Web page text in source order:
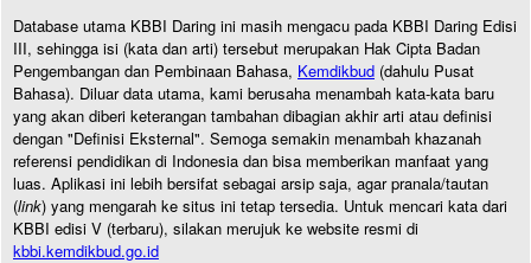
Database utama KBBI Daring ini masih mengacu pada KBBI Daring Edisi
III, sehingga isi (kata dan arti) tersebut merupakan Hak Cipta Badan
Pengembangan dan Pembinaan Bahasa, Kemdikbud (dahulu Pusat
Bahasa). Diluar data utama, kami berusaha menambah kata-kata baru
yang akan diberi keterangan tambahan dibagian akhir arti atau definisi
dengan "Definisi Eksternal". Semoga semakin menambah khazanah
referensi pendidikan di Indonesia dan bisa memberikan manfaat yang
luas. Aplikasi ini lebih bersifat sebagai arsip saja, agar pranala/tautan
(link) yang mengarah ke situs ini tetap tersedia. Untuk mencari kata dari
KBBI edisi V (terbaru), silakan merujuk ke website resmi di
kbbi.kemdikbud.go.id